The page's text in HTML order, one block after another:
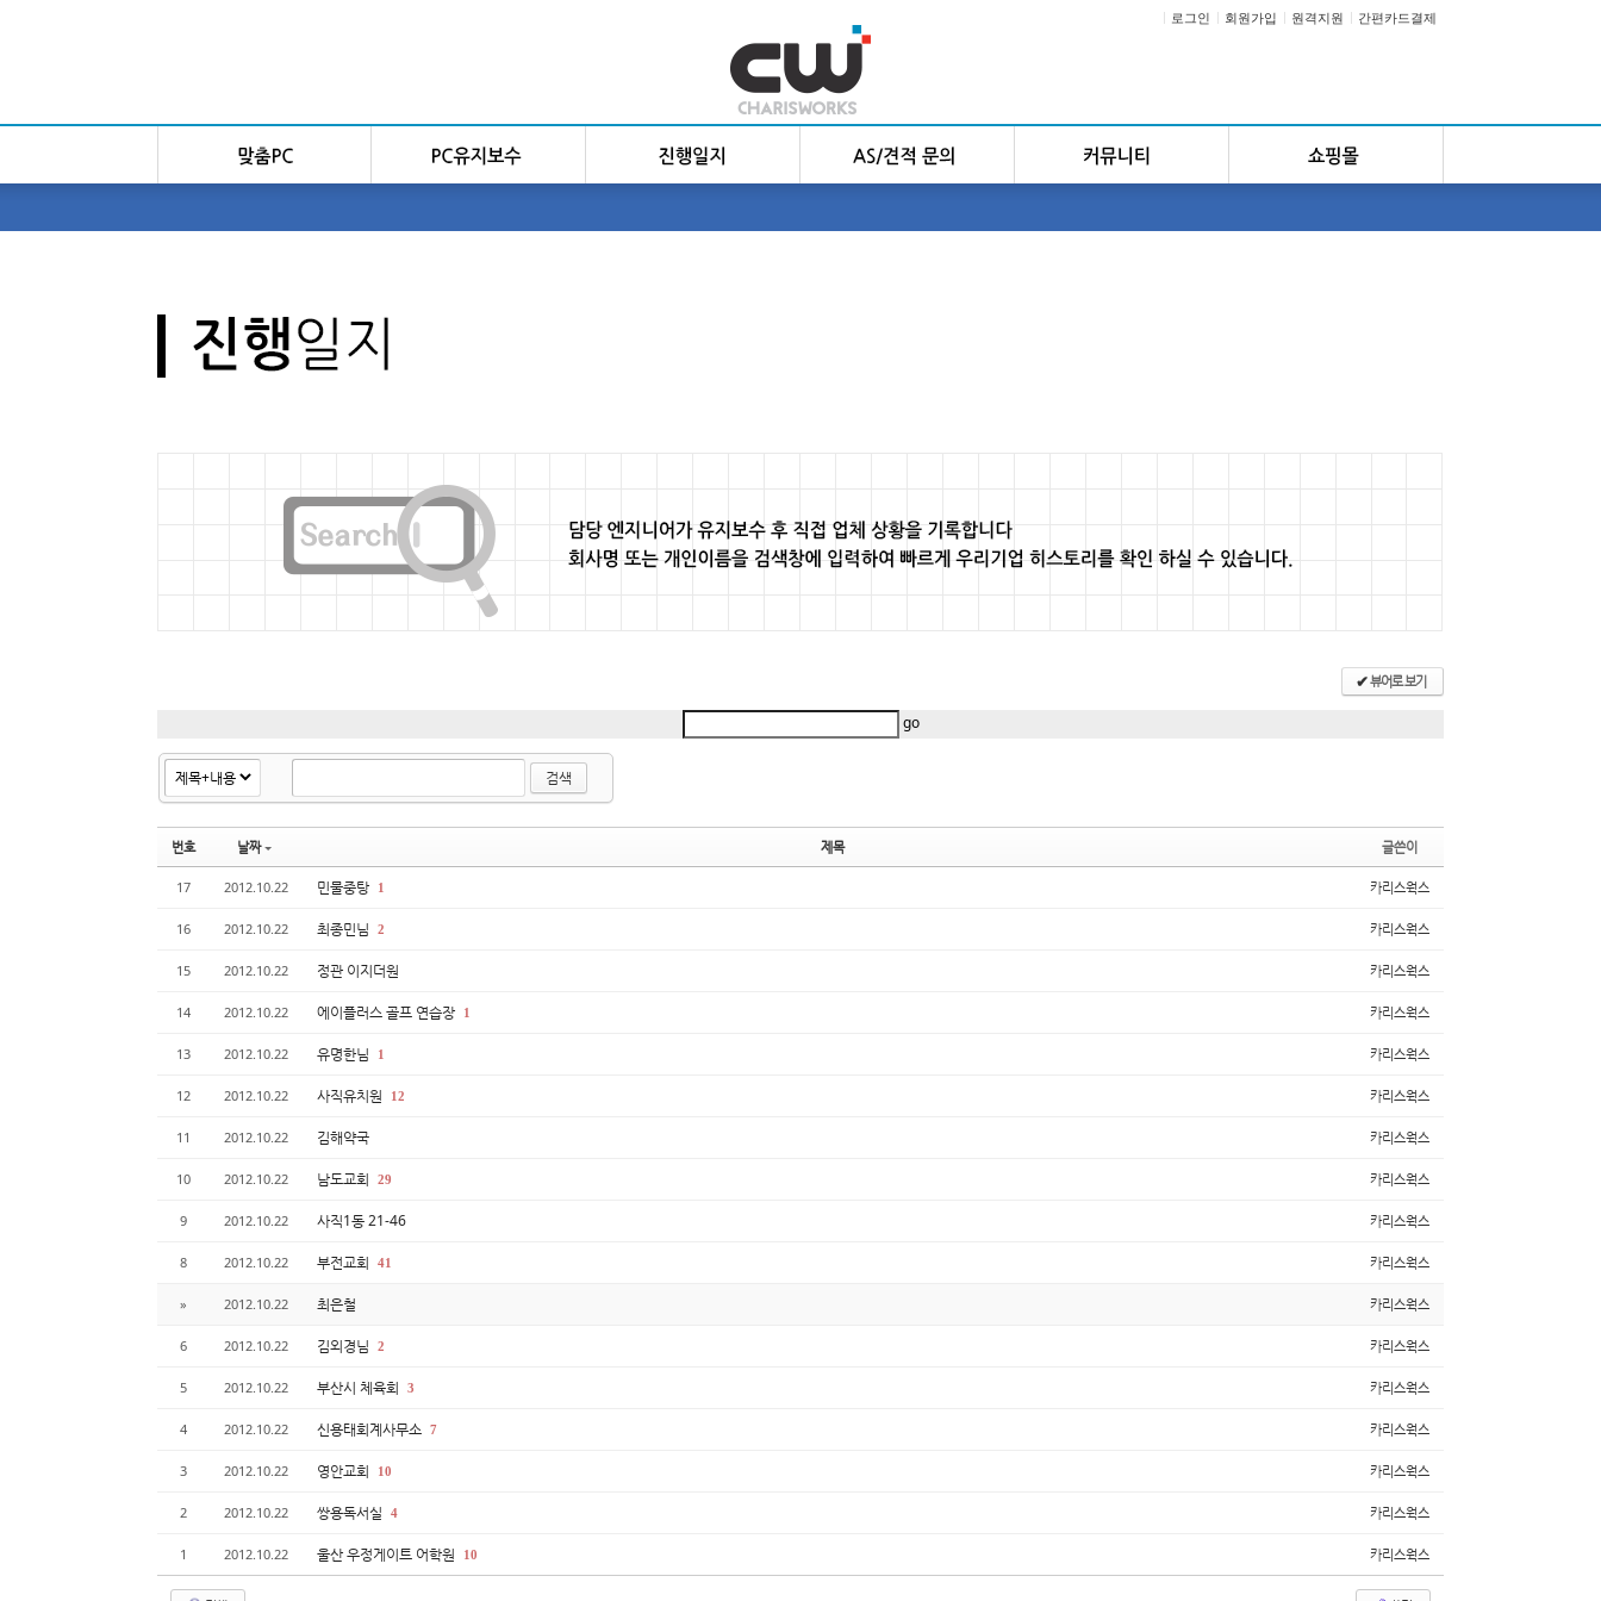
로그인 회원가입 원격지원 간편카드결제
✔뷰어로 보기
go
검색
번호 날짜 제목 글쓴이
17 2012.10.22 민물중탕 1 카리스웍스
16 2012.10.22 최종민님 2 카리스웍스
15 2012.10.22 정관 이지더원 카리스웍스
14 2012.10.22 에이플러스 골프 연습장 1 카리스웍스
13 2012.10.22 유명한님 1 카리스웍스
12 2012.10.22 사직유치원 12 카리스웍스
11 2012.10.22 김해약국 카리스웍스
10 2012.10.22 남도교회 29 카리스웍스
9 2012.10.22 사직1동 21-46 카리스웍스
8 2012.10.22 부전교회 41 카리스웍스
» 2012.10.22 최은철 카리스웍스
6 2012.10.22 김외경님 2 카리스웍스
5 2012.10.22 부산시 체육회 3 카리스웍스
4 2012.10.22 신용태회계사무소 7 카리스웍스
3 2012.10.22 영안교회 10 카리스웍스
2 2012.10.22 쌍용독서실 4 카리스웍스
1 2012.10.22 울산 우정게이트 어학원 10 카리스웍스
Sketchbook5, 스케치북5
Sketchbook5, 스케치북5